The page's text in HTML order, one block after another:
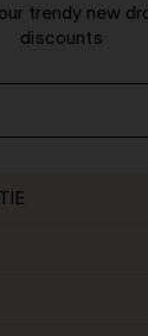
trendy new
discounts